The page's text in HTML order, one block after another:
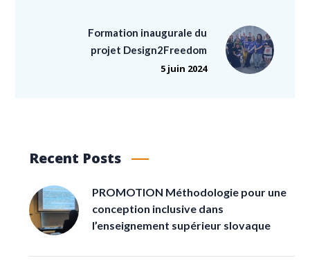
Formation inaugurale du
projet Design2Freedom
5 juin 2024
Recent Posts
PROMOTION Méthodologie pour une
conception inclusive dans
l’enseignement supérieur slovaque